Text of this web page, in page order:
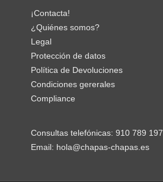
¡Contacta!
¿Quiénes somos?
Legal
Protección de datos
Política de Devoluciones
Condiciones gererales
Compliance
Consultas telefónicas:910 789 197
Email: hola@chapas-chapas.es